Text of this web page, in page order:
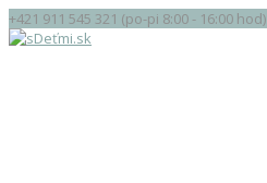
+421 911 545 321 (po-pi 8:00 - 16:00 hod)